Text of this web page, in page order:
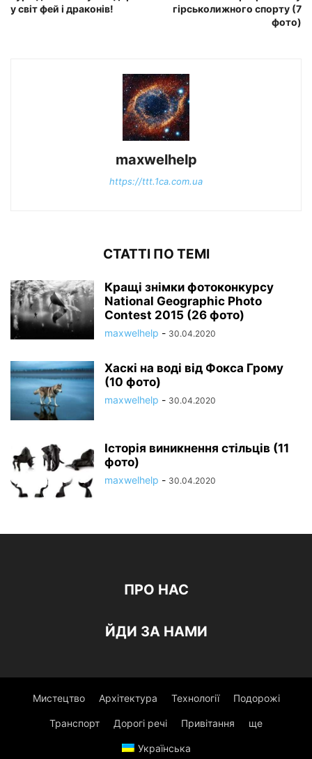
у світ фей і драконів!
гірськолижного спорту (7
фото)
maxwelhelp
https://ttt.1ca.com.ua
СТАТТІ ПО ТЕМІ
Кращі знімки фотоконкурсу
National Geographic Photo
Contest 2015 (26 фото)
maxwelhelp - 30.04.2020
Хаскі на воді від Фокса Грому
(10 фото)
maxwelhelp - 30.04.2020
Історія виникнення стільців (11
фото)
maxwelhelp - 30.04.2020
ПРО НАС
ЙДИ ЗА НАМИ
Мистецтво Архітектура Технології Подорожі
Транспорт Дорогі речі Привітання ще
Українська